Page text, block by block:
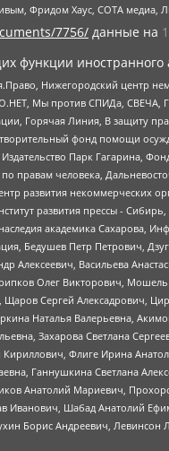
Фридом Хаус, СОТА медиа,
7756/ данные на
функции иностранного
Нижегородский центр
Мы против СПИДа, СВЕЧА,
Горячая Линия, В защиту
фонд помощи
Парк Гагарина,
по правам человека,
некоммерческих
развития прессы -
академика Сахарова,
Бедушев Петр Петрович,
Алексеевич, Васильева
Олег Викторович,
Сергей Алексадрович,
Наталья Валерьевна,
Захарова Светлана
Флиге Ирина
Ганнушкина Светлана
Анатолий Мариевич,
Иванович, Шабад Анатолий
Борис Андреевич,